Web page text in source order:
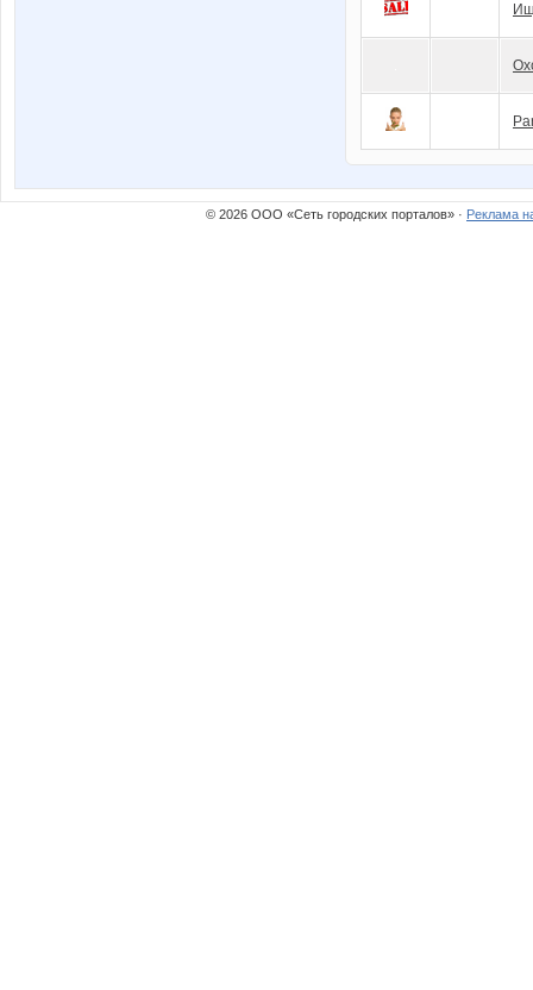
© 2026 ООО «Сеть городских порталов» · Реклама